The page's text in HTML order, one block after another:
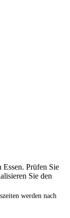
Prüfen Sie
Sie den
werden nach